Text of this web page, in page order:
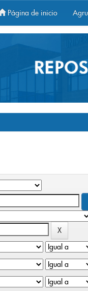
Página de inicio